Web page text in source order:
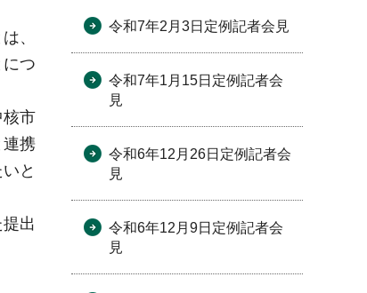
、
つ
核市
連携
と
出
令和7年2月3日定例記者会見
令和7年1月15日定例記者会
見
令和6年12月26日定例記者会
見
令和6年12月9日定例記者会
見